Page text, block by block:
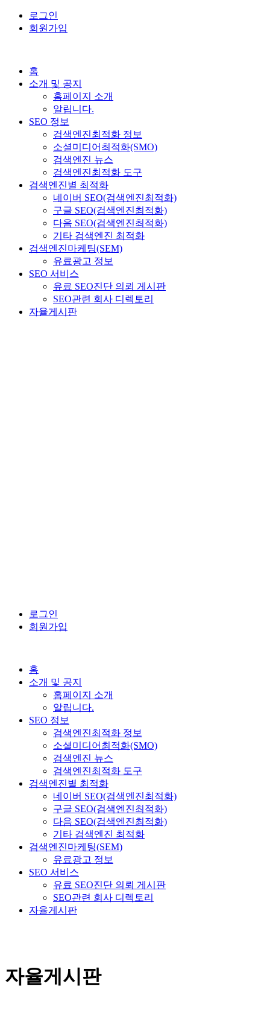
로그인
회원가입
홈
소개 및 공지
홈페이지 소개
알립니다.
SEO 정보
검색엔진최적화 정보
소셜미디어최적화(SMO)
검색엔진 뉴스
검색엔진최적화 도구
검색엔진별 최적화
네이버 SEO(검색엔진최적화)
구글 SEO(검색엔진최적화)
다음 SEO(검색엔진최적화)
기타 검색엔진 최적화
검색엔진마케팅(SEM)
유료광고 정보
SEO 서비스
유료 SEO진단 의뢰 게시판
SEO관련 회사 디렉토리
자율게시판
로그인
회원가입
홈
소개 및 공지
홈페이지 소개
알립니다.
SEO 정보
검색엔진최적화 정보
소셜미디어최적화(SMO)
검색엔진 뉴스
검색엔진최적화 도구
검색엔진별 최적화
네이버 SEO(검색엔진최적화)
구글 SEO(검색엔진최적화)
다음 SEO(검색엔진최적화)
기타 검색엔진 최적화
검색엔진마케팅(SEM)
유료광고 정보
SEO 서비스
유료 SEO진단 의뢰 게시판
SEO관련 회사 디렉토리
자율게시판
자율게시판